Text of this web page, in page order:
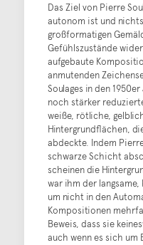
Das Ziel von Pierre
autonom ist und
großformatigen
Gefühlszustände
aufgebaute
anmutenden
Soulages in den
noch stärker
weiße, rötliche,
Hintergrundflächen,
abdeckte. Indem
schwarze Schicht
scheinen die
war ihm der
um nicht in den
Kompositionen
Beweis, dass sie
auch wenn es sich um